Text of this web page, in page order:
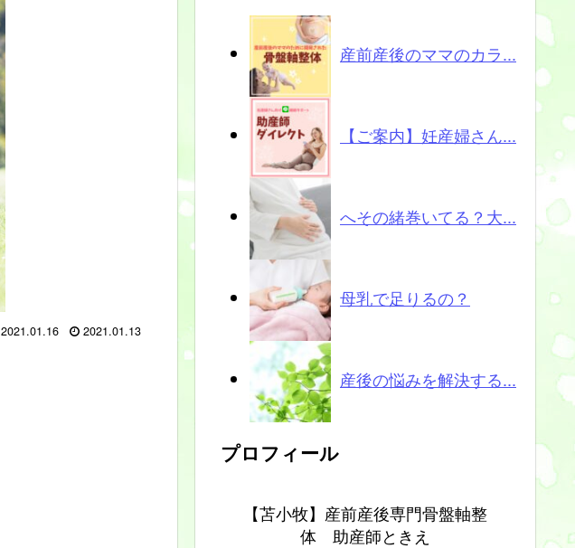
2021.01.16 2021.01.13
産前産後のママのカラ...
【ご案内】妊産婦さん...
へその緒巻いてる？大...
母乳で足りるの？
産後の悩みを解決する...
プロフィール
【苫小牧】産前産後専門骨盤軸整
体 助産師ときえ